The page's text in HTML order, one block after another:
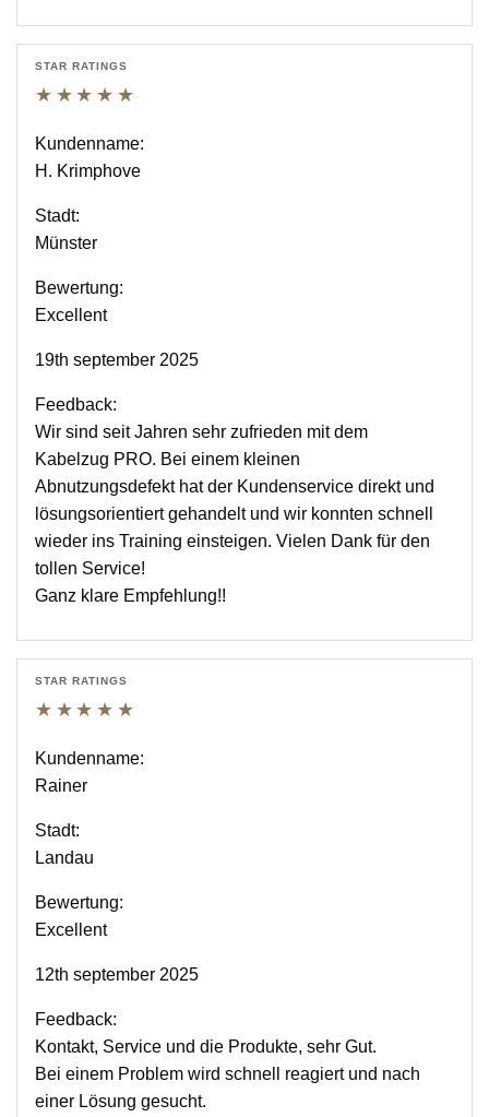
STAR RATINGS
★★★★★
Kundenname:
H. Krimphove
Stadt:
Münster
Bewertung:
Excellent
19th september 2025
Feedback:
Wir sind seit Jahren sehr zufrieden mit dem
Kabelzug PRO. Bei einem kleinen
Abnutzungsdefekt hat der Kundenservice direkt und
lösungsorientiert gehandelt und wir konnten schnell
wieder ins Training einsteigen. Vielen Dank für den
tollen Service!
Ganz klare Empfehlung!!
STAR RATINGS
★★★★★
Kundenname:
Rainer
Stadt:
Landau
Bewertung:
Excellent
12th september 2025
Feedback:
Kontakt, Service und die Produkte, sehr Gut.
Bei einem Problem wird schnell reagiert und nach
einer Lösung gesucht.